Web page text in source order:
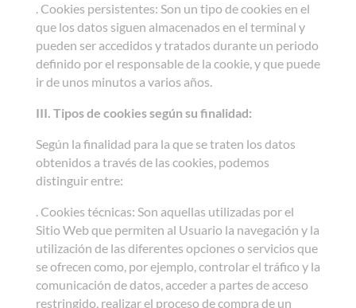
. Cookies persistentes: Son un tipo de cookies en el
que los datos siguen almacenados en el terminal y
pueden ser accedidos y tratados durante un periodo
definido por el responsable de la cookie, y que puede
ir de unos minutos a varios años.
III. Tipos de cookies según su finalidad:
Según la finalidad para la que se traten los datos
obtenidos a través de las cookies, podemos
distinguir entre:
. Cookies técnicas: Son aquellas utilizadas por el
Sitio Web que permiten al Usuario la navegación y la
utilización de las diferentes opciones o servicios que
se ofrecen como, por ejemplo, controlar el tráfico y la
comunicación de datos, acceder a partes de acceso
restringido, realizar el proceso de compra de un